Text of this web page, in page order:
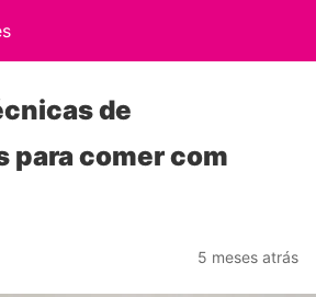
de
para comer com
5 meses atrás